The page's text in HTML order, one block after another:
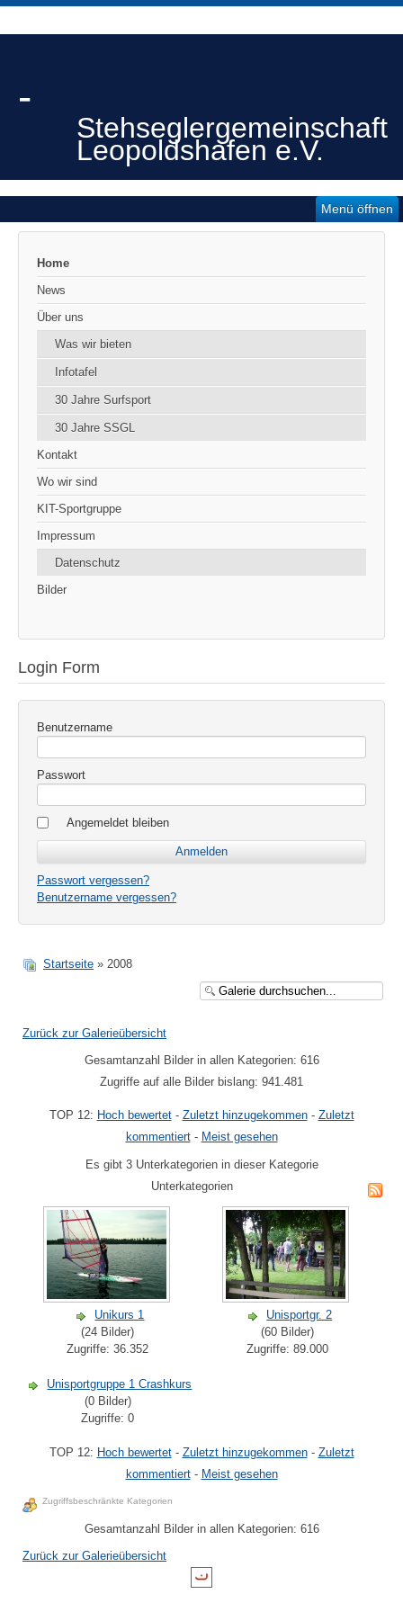
-
Stehseglergemeinschaft
Leopoldshafen e.V.
Menü öffnen
Home
News
Über uns
Was wir bieten
Infotafel
30 Jahre Surfsport
30 Jahre SSGL
Kontakt
Wo wir sind
KIT-Sportgruppe
Impressum
Datenschutz
Bilder
Login Form
Benutzername
Passwort
Angemeldet bleiben
Passwort vergessen?
Benutzername vergessen?
Startseite » 2008
Zurück zur Galerieübersicht
Gesamtanzahl Bilder in allen Kategorien: 616
Zugriffe auf alle Bilder bislang: 941.481
TOP 12: Hoch bewertet- Zuletzt hinzugekommen- Zuletzt
kommentiert- Meist gesehen
Es gibt 3 Unterkategorien in dieser Kategorie
Unterkategorien
Unikurs 1
(24 Bilder)
Zugriffe: 36.352
Unisportgr. 2
(60 Bilder)
Zugriffe: 89.000
Unisportgruppe 1 Crashkurs
(0 Bilder)
Zugriffe: 0
TOP 12: Hoch bewertet- Zuletzt hinzugekommen- Zuletzt
kommentiert- Meist gesehen
Zugriffsbeschränkte Kategorien
Gesamtanzahl Bilder in allen Kategorien: 616
Zurück zur Galerieübersicht